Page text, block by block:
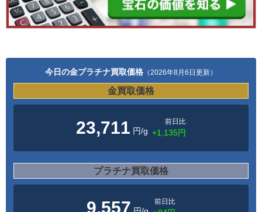
今日の金プラチナ買取価格 （2026年8月6日更新）
金買取価格
23,711 円/g
前日比
+1,135円
プラチナ買取価格
9,557 前日比